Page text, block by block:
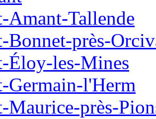
Amant-Tallende
Bonnet-près-
Éloy-les-Mines
Germain-l'Herm
Maurice-près-